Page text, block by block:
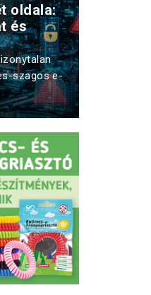
oldala:
és
szagos e-